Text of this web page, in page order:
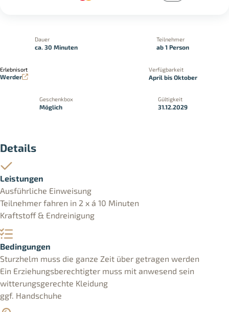
Dauer
ca. 30 Minuten
Teilnehmer
ab 1 Person
Erlebnisort
Werder
Verfügbarkeit
April bis Oktober
Geschenkbox
Möglich
Gültigkeit
31.12.2029
Details
Leistungen
Ausführliche Einweisung
Teilnehmer fahren in 2 x á 10 Minuten
Kraftstoff & Endreinigung
Bedingungen
Sturzhelm muss die ganze Zeit über getragen werden
Ein Erziehungsberechtigter muss mit anwesend sein
witterungsgerechte Kleidung
ggf. Handschuhe